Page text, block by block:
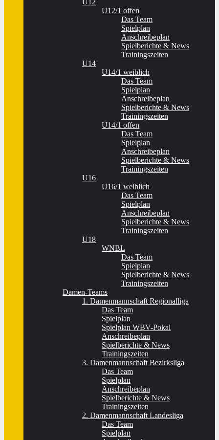
U12
U12/1 offen
Das Team
Spielplan
Anschreibeplan
Spielberichte & News
Trainingszeiten
U14
U14/1 weiblich
Das Team
Spielplan
Anschreibeplan
Spielberichte & News
Trainingszeiten
U14/1 offen
Das Team
Spielplan
Anschreibeplan
Spielberichte & News
Trainingszeiten
U16
U16/1 weiblich
Das Team
Spielplan
Anschreibeplan
Spielberichte & News
Trainingszeiten
U18
WNBL
Das Team
Spielplan
Spielberichte & News
Trainingszeiten
Damen-Teams
1. Damenmannschaft Regionalliga
Das Team
Spielplan
Spielplan WBV-Pokal
Anschreibeplan
Spielberichte & News
Trainingszeiten
3. Damenmannschaft Bezirksliga
Das Team
Spielplan
Anschreibeplan
Spielberichte & News
Trainingszeiten
2. Damenmannschaft Landesliga
Das Team
Spielplan